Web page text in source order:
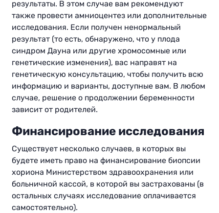
результаты. В этом случае вам рекомендуют
также провести амниоцентез или дополнительные
исследования. Если получен ненормальный
результат (то есть, обнаружено, что у плода
синдром Дауна или другие хромосомные или
генетические изменения), вас направят на
генетическую консультацию, чтобы получить всю
информацию и варианты, доступные вам. В любом
случае, решение о продолжении беременности
зависит от родителей.
Финансирование исследования
Существует несколько случаев, в которых вы
будете иметь право на финансирование биопсии
хориона Министерством здравоохранения или
больничной кассой, в которой вы застрахованы (в
остальных случаях исследование оплачивается
самостоятельно).